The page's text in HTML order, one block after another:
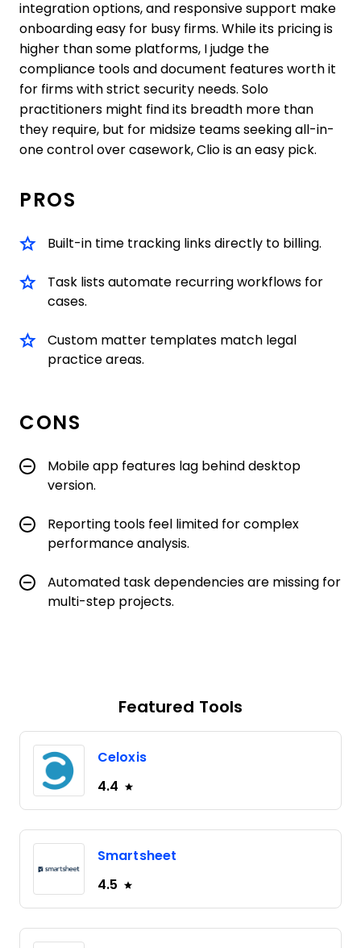
integration options, and responsive support make
onboarding easy for busy firms. While its pricing is
higher than some platforms, I judge the
compliance tools and document features worth it
for firms with strict security needs. Solo
practitioners might find its breadth more than
they require, but for midsize teams seeking all-in-
one control over casework, Clio is an easy pick.
PROS
Built-in time tracking links directly to billing.
Task lists automate recurring workflows for
cases.
Custom matter templates match legal
practice areas.
CONS
Mobile app features lag behind desktop
version.
Reporting tools feel limited for complex
performance analysis.
Automated task dependencies are missing for
multi-step projects.
Featured Tools
Celoxis
4.4
Smartsheet
4.5